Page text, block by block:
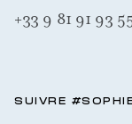
+33 9 81 91 93
SUIVRE